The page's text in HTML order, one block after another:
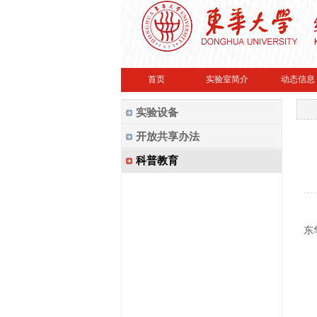
首页 实验室简介 动态信息
实验设备
开放共享办法
科普教育
东